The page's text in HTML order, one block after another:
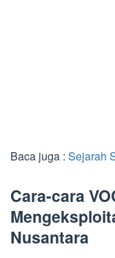
Baca juga : Sejarah
Cara-cara
Nusantara